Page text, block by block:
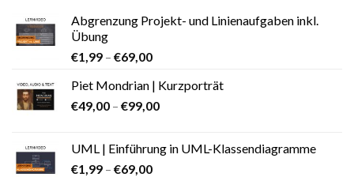
Abgrenzung Projekt- und Linienaufgaben inkl.
Übung
€1,99 – €69,00
Piet Mondrian | Kurzporträt
€49,00 – €99,00
UML | Einführung in UML-Klassendiagramme
€1,99 – €69,00